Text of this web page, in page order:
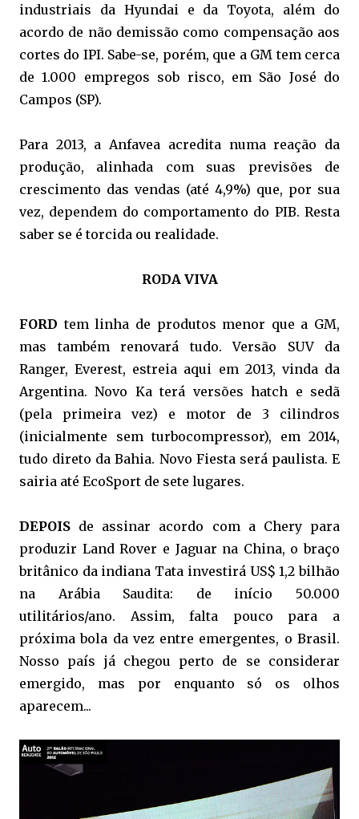
industriais da Hyundai e da Toyota, além do
acordo de não demissão como compensação aos
cortes do IPI. Sabe-se, porém, que a GM tem cerca
de 1.000 empregos sob risco, em São José do
Campos (SP).
Para 2013, a Anfavea acredita numa reação da
produção, alinhada com suas previsões de
crescimento das vendas (até 4,9%) que, por sua
vez, dependem do comportamento do PIB. Resta
saber se é torcida ou realidade.
RODA VIVA
FORD tem linha de produtos menor que a GM,
mas também renovará tudo. Versão SUV da
Ranger, Everest, estreia aqui em 2013, vinda da
Argentina. Novo Ka terá versões hatch e sedã
(pela primeira vez) e motor de 3 cilindros
(inicialmente sem turbocompressor), em 2014,
tudo direto da Bahia. Novo Fiesta será paulista. E
sairia até EcoSport de sete lugares.
DEPOIS de assinar acordo com a Chery para
produzir Land Rover e Jaguar na China, o braço
britânico da indiana Tata investirá US$ 1,2 bilhão
na Arábia Saudita: de início 50.000
utilitários/ano. Assim, falta pouco para a
próxima bola da vez entre emergentes, o Brasil.
Nosso país já chegou perto de se considerar
emergido, mas por enquanto só os olhos
aparecem...